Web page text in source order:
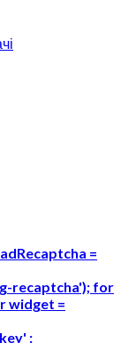
=
recaptcha'); for
widget =
: